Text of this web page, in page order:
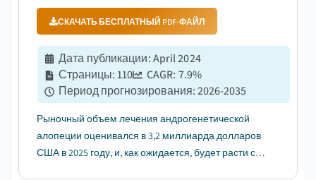
СКАЧАТЬ БЕСПЛАТНЫЙ PDF-ФАЙЛ
Дата публикации:April 2024
Страницы:110 CAGR: 7.9%
Период прогнозирования:2026-2035
Рыночный объем лечения андрогенетической
алопеции оценивался в 3,2 миллиарда долларов
США в 2025 году, и, как ожидается, будет расти с